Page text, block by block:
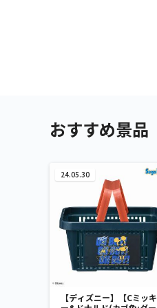
おすすめ景品
24.05.30
【ディズニー】【Cミッキ